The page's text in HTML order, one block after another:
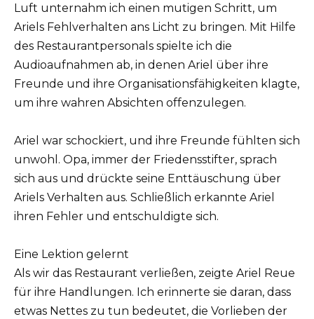
Luft unternahm ich einen mutigen Schritt, um
Ariels Fehlverhalten ans Licht zu bringen. Mit Hilfe
des Restaurantpersonals spielte ich die
Audioaufnahmen ab, in denen Ariel über ihre
Freunde und ihre Organisationsfähigkeiten klagte,
um ihre wahren Absichten offenzulegen.
Ariel war schockiert, und ihre Freunde fühlten sich
unwohl. Opa, immer der Friedensstifter, sprach
sich aus und drückte seine Enttäuschung über
Ariels Verhalten aus. Schließlich erkannte Ariel
ihren Fehler und entschuldigte sich.
Eine Lektion gelernt
Als wir das Restaurant verließen, zeigte Ariel Reue
für ihre Handlungen. Ich erinnerte sie daran, dass
etwas Nettes zu tun bedeutet, die Vorlieben der